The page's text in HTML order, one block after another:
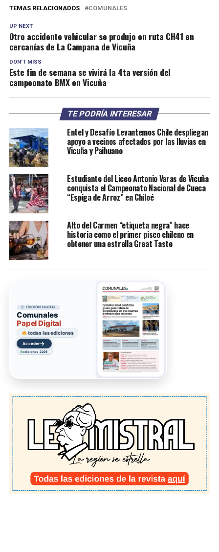
TEMAS RELACIONADOS COMUNALES
UP NEXT
Otro accidente vehicular se produjo en ruta CH41 en
cercanías de La Campana de Vicuña
DON'T MISS
Este fin de semana se vivirá la 4ta versión del
campeonato BMX en Vicuña
TE PODRÍA INTERESAR
Entel y Desafío Levantemos Chile despliegan
apoyo a vecinos afectados por las lluvias en
Vicuña y Paihuano
Estudiante del Liceo Antonio Varas de Vicuña
conquista el Campeonato Nacional de Cueca
“Espiga de Arroz” en Chiloé
Alto del Carmen “etiqueta negra” hace
historia como el primer pisco chileno en
obtener una estrella Great Taste
EDICIÓN DIGITAL
Comunales
Papel Digital
todas las ediciones
Acceder→
ediciones 2026